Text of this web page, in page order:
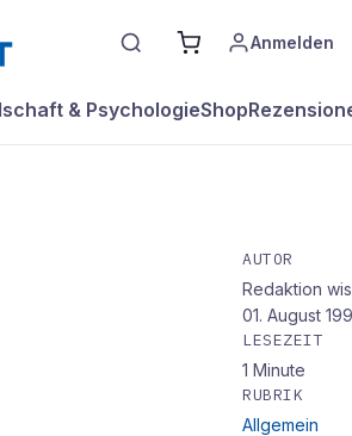
Anmelden
& PsychologieShop
AUTOR
Redaktion
01. August
LESEZEIT
1 Minute
RUBRIK
Allgemein